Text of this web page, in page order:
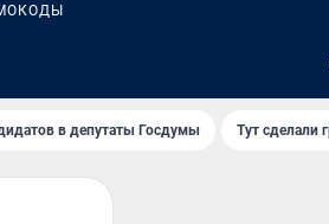
в депутаты Госдумы Тут сделали